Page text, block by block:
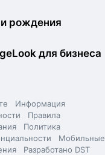
рождения
для бизнеса
Информация
Правила
Политика
Мобильные
Разработано DST